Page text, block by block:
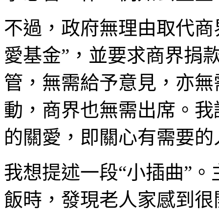
不過，政府無理由取代
愛基金”，並要求商界捐
管，無需給予意見，亦
動，商界也無需出席。
的關愛，即關心有需要
我想提述一段“小插曲”
飯時，發現老人家感到